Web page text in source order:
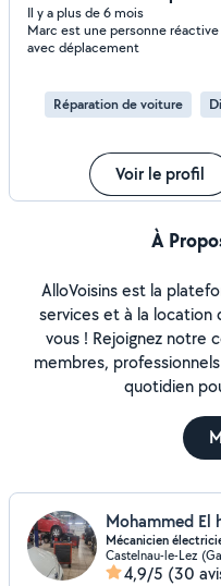
Il y a plus de 6 mois
Marc est une personne
avec déplacement
Réparation de voiture
Voir le profil
À
AlloVoisins est la
services et à la location
vous ! Rejoignez notre
membres,
quotidien
Mohammed El
Mécanicien
Castelnau-le-Lez
4,9/5 (30